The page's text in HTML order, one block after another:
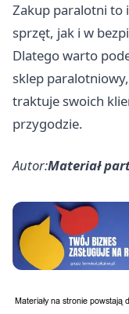
Zakup paralotni to
sprzęt, jak i w
Dlatego warto
sklep
traktuje swoich
przygodzie.
Autor:Materiał